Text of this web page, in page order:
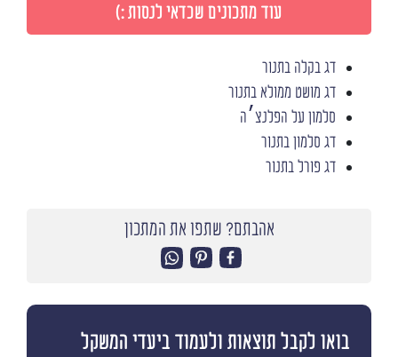
עוד מתכונים שכדאי לנסות :)
דג בקלה בתנור
דג מושט ממולא בתנור
סלמון על הפלנצ׳ה
דג סלמון בתנור
דג פורל בתנור
אהבתם? שתפו את המתכון
בואו לקבל תוצאות ולעמוד ביעדי המשקל